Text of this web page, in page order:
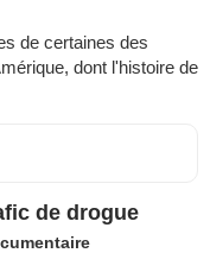
de certaines des
dont l'histoire de
de drogue